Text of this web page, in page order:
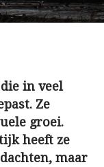
in veel
Ze
groei.
heeft ze
maar